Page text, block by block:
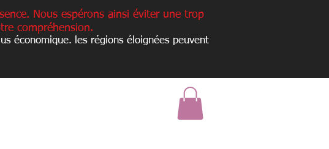
Nous espérons ainsi éviter une trop
compréhension.
économique. les régions éloignées peuvent